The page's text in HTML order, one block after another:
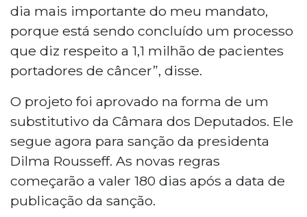
dia mais importante do meu mandato,
porque está sendo concluído um processo
que diz respeito a 1,1 milhão de pacientes
portadores de câncer”, disse.
O projeto foi aprovado na forma de um
substitutivo da Câmara dos Deputados. Ele
segue agora para sanção da presidenta
Dilma Rousseff. As novas regras
começarão a valer 180 dias após a data de
publicação da sanção.